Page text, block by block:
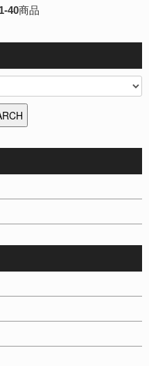
1-40商品